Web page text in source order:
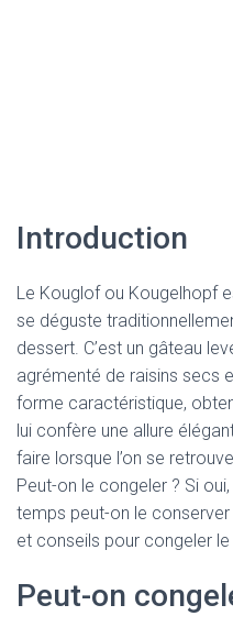
Introduction
Le Kouglof ou Kougelhopf
se déguste
dessert. C’est un gâteau
agrémenté de raisins secs
forme caractéristique,
lui confère une allure
faire lorsque l’on se
Peut-on le congeler ? Si
temps peut-on le
et conseils pour congeler
Peut-on